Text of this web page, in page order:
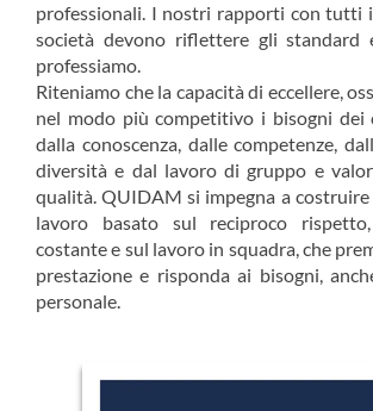
professionali. I nostri rapporti con tutti
società devono riflettere gli standard
professiamo.
Riteniamo che la capacità di eccellere,
nel modo più competitivo i bisogni dei
dalla conoscenza, dalle competenze,
diversità e dal lavoro di gruppo e
qualità. QUIDAM si impegna a
lavoro basato sul reciproco
costante e sul lavoro in squadra, che
prestazione e risponda ai bisogni,
personale.